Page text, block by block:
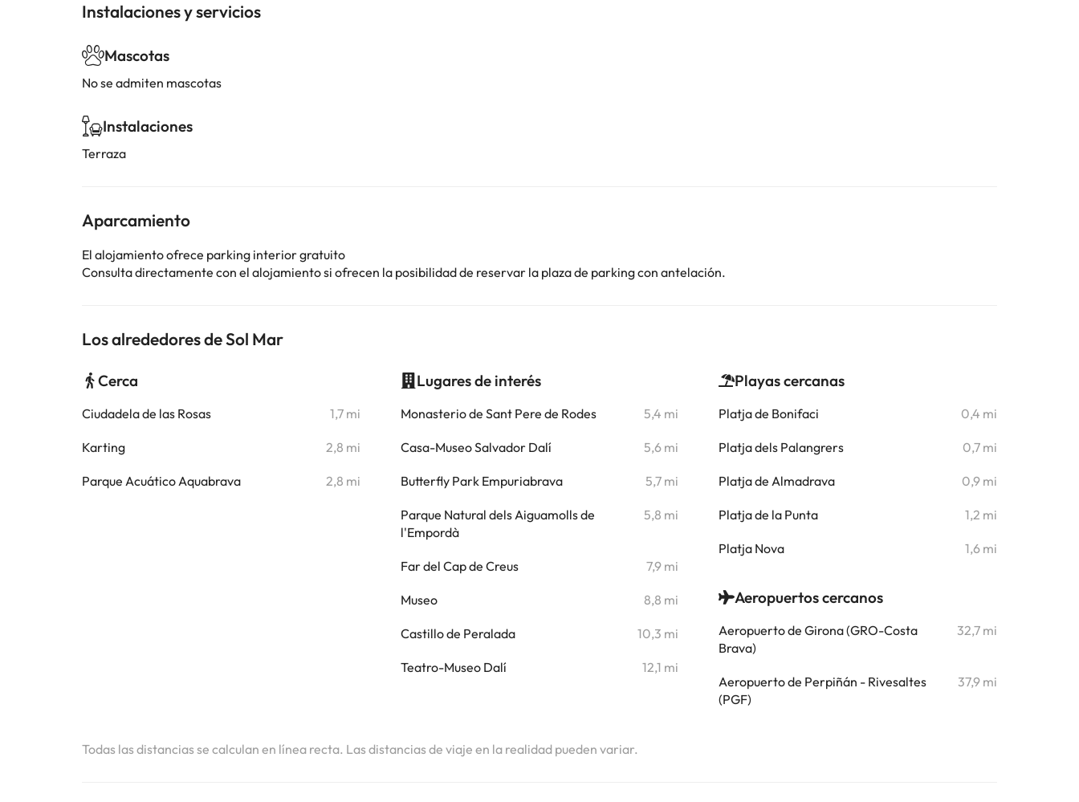
Instalaciones y servicios
Mascotas
No se admiten mascotas
Instalaciones
Terraza
Aparcamiento
El alojamiento ofrece parking interior gratuito
Consulta directamente con el alojamiento si ofrecen la posibilidad de reservar la plaza de parking con antelación.
Los alrededores de Sol Mar
Cerca
Ciudadela de las Rosas 1,7 mi
Karting 2,8 mi
Parque Acuático Aquabrava 2,8 mi
Lugares de interés
Monasterio de Sant Pere de Rodes 5,4 mi
Casa-Museo Salvador Dalí 5,6 mi
Butterfly Park Empuriabrava 5,7 mi
Parque Natural dels Aiguamolls de
l'Empordà
5,8 mi
Far del Cap de Creus 7,9 mi
Museo 8,8 mi
Castillo de Peralada 10,3 mi
Teatro-Museo Dalí 12,1 mi
Playas cercanas
Platja de Bonifaci 0,4 mi
Platja dels Palangrers 0,7 mi
Platja de Almadrava 0,9 mi
Platja de la Punta 1,2 mi
Platja Nova 1,6 mi
Aeropuertos cercanos
Aeropuerto de Girona (GRO-Costa
Brava)
32,7 mi
Aeropuerto de Perpiñán - Rivesaltes
(PGF)
37,9 mi
Todas las distancias se calculan en línea recta. Las distancias de viaje en la realidad pueden variar.